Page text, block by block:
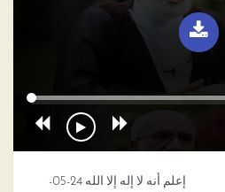
إعلم أنه لا إله إلا الله 24-05-